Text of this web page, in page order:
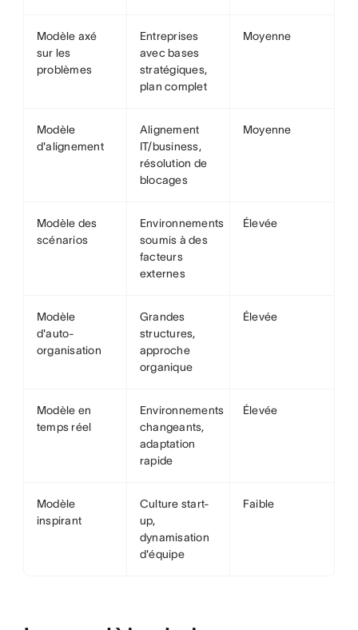
Modèle axé
sur les
problèmes
Entreprises
avec bases
stratégiques,
plan complet
Moyenne
Modèle
d'alignement
Alignement
IT/business,
résolution de
blocages
Moyenne
Modèle des
scénarios
Environnements
soumis à des
facteurs
externes
Élevée
Modèle
d'auto-
organisation
Grandes
structures,
approche
organique
Élevée
Modèle en
temps réel
Environnements
changeants,
adaptation
rapide
Élevée
Modèle
inspirant
Culture start-
up,
dynamisation
d'équipe
Faible